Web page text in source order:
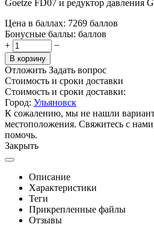
Goetze FD07 и редуктор давления
Цена в баллах: 7269 баллов
Бонусные баллы: баллов
+
−
В корзину
Отложить Задать вопрос
Стоимость и сроки доставки
Стоимость и сроки доставки:
Город: Ульяновск
К сожалению, мы не нашли
местоположения. Свяжитесь с
помочь.
Закрыть
Описание
Характеристики
Теги
Прикрепленные файлы
Отзывы